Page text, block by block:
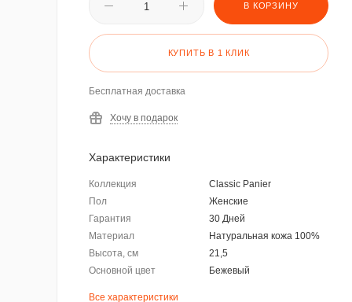
В КОРЗИНУ
КУПИТЬ В 1 КЛИК
Бесплатная доставка
Хочу в подарок
Характеристики
Коллекция
Classic Panier
Пол
Женские
Гарантия
30 Дней
Материал
Натуральная кожа 100%
Высота, см
21,5
Основной цвет
Бежевый
Все характеристики